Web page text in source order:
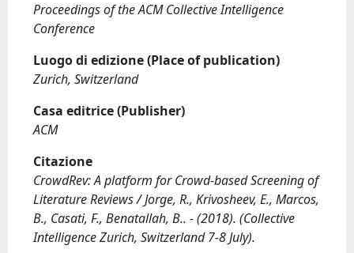
Proceedings of the ACM Collective Intelligence
Conference
Luogo di edizione (Place of publication)
Zurich, Switzerland
Casa editrice (Publisher)
ACM
Citazione
CrowdRev: A platform for Crowd-based Screening of
Literature Reviews / Jorge, R., Krivosheev, E., Marcos,
B., Casati, F., Benatallah, B.. - (2018). (Collective
Intelligence Zurich, Switzerland 7-8 July).